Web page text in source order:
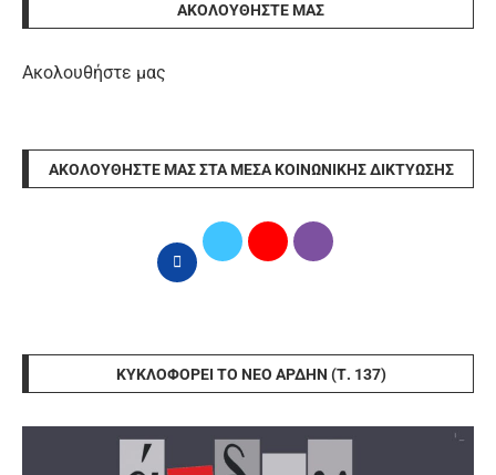
ΑΚΟΛΟΥΘΉΣΤΕ ΜΑΣ
Ακολουθήστε μας
ΑΚΟΛΟΥΘΉΣΤΕ ΜΑΣ ΣΤΑ ΜΈΣΑ ΚΟΙΝΩΝΙΚΉΣ ΔΙΚΤΎΩΣΗΣ
ΚΥΚΛΟΦΟΡΕΊ ΤΟ ΝΈΟ ΆΡΔΗΝ (Τ. 137)